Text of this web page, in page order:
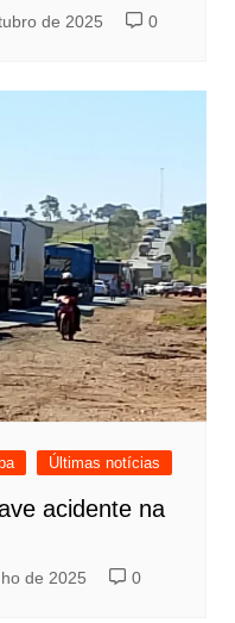
de 2025 0
Últimas notícias
acidente na
de 2025 0